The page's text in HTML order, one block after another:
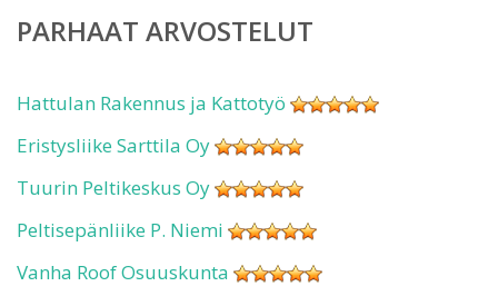
PARHAAT ARVOSTELUT
Hattulan Rakennus ja Kattotyö
Eristysliike Sarttila Oy
Tuurin Peltikeskus Oy
Peltisepänliike P. Niemi
Vanha Roof Osuuskunta